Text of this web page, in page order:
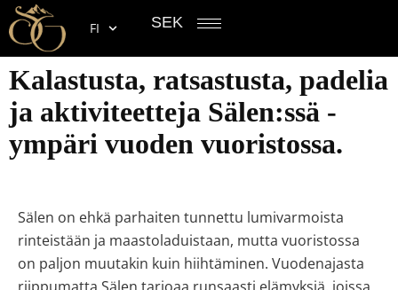
FI SEK
Kalastusta, ratsastusta, padelia
ja aktiviteetteja Sälen:ssä -
ympäri vuoden vuoristossa.
Sälen on ehkä parhaiten tunnettu lumivarmoista
rinteistään ja maastoladuistaan, mutta vuoristossa
on paljon muutakin kuin hiihtäminen. Vuodenajasta